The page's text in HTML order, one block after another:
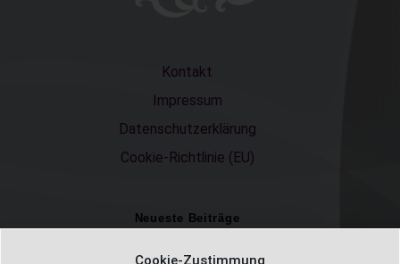
Cookie-Zustimmung
Kontakt
Impressum
Datenschutzerklärung
Cookie-Richtlinie (EU)
Neueste Beiträge
Einschulungsfotos 2026 – ein unvergesslicher Moment